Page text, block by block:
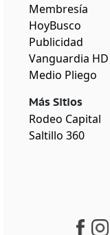
Membresía
HoyBusco
Publicidad
Vanguardia HD
Medio Pliego
Más Sitios
Rodeo Capital
Saltillo 360